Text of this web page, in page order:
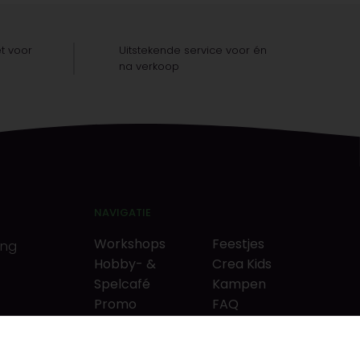
voor
Uitstekende service voor én
na verkoop
NAVIGATIE
Workshops
Hobby- &
Spelcafé
Promo
Feestjes
Crea Kids
Kampen
FAQ